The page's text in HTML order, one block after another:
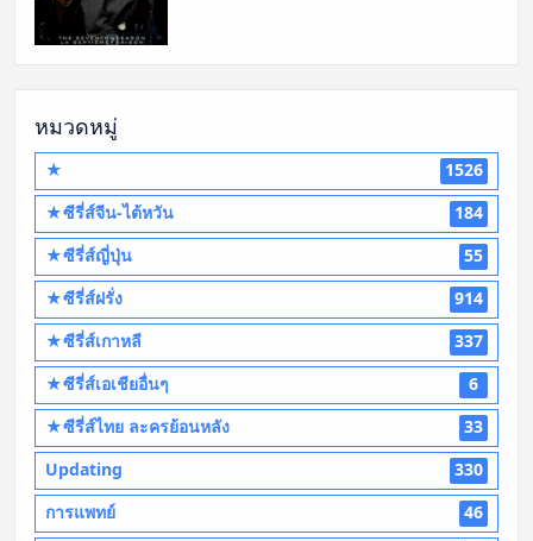
หมวดหมู่
★
1526
★ซีรี่ส์จีน-ไต้หวัน
184
★ซีรี่ส์ญี่ปุ่น
55
★ซีรี่ส์ฝรั่ง
914
★ซีรี่ส์เกาหลี
337
★ซีรี่ส์เอเชียอื่นๆ
6
★ซีรี่ส์ไทย ละครย้อนหลัง
33
Updating
330
การแพทย์
46